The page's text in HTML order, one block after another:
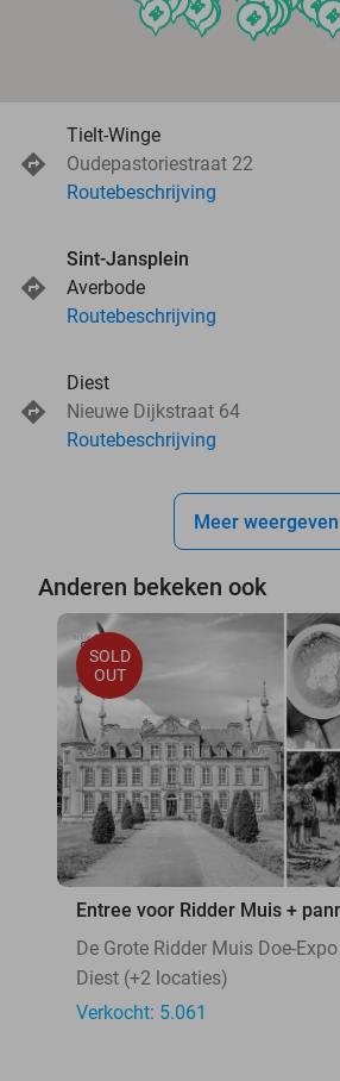
events
events
events
events
events
events
events
events
events
events
events
events
events
events
events
events
events
Tielt-Winge
Oudepastoriestraat 22
Routebeschrijving
Sint-Jansplein
Averbode
Routebeschrijving
Diest
Nieuwe Dijkstraat 64
Routebeschrijving
Meer weergeven
Anderen bekeken ook
SOLD
OUT
Entree voor Ridder Muis +
De Grote Ridder Muis Doe-Expo
Diest (+2 locaties)
Verkocht: 5.061